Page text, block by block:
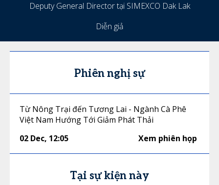
Deputy General Director tại SIMEXCO Dak Lak
Diễn giả
Phiên nghị sự
Từ Nông Trại đến Tương Lai - Ngành Cà Phê
Việt Nam Hướng Tới Giảm Phát Thải
02 Dec, 12:05 Xem phiên họp
Tại sự kiện này